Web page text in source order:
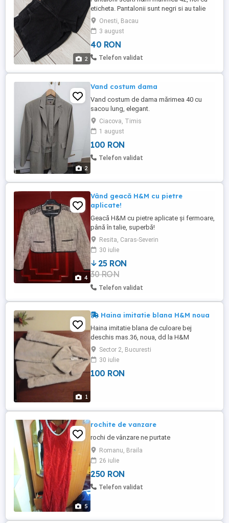
2
eticheta. Pantalonii sunt negri si au talie
normala
Onesti, Bacau
3 august
40 RON
Telefon validat
2
Vand costum dama
Vand costum de dama mărimea 40 cu
sacou lung, elegant.
Ciacova, Timis
1 august
100 RON
Telefon validat
4
Vând geacă H&M cu pietre
aplicate!
Geacă H&M cu pietre aplicate și fermoare,
până în talie, superbă!
Resita, Caras-Severin
30 iulie
25 RON
30 RON
Telefon validat
1
Haina imitatie blana H&M noua
Haina imitatie blana de culoare bej
deschis mas.36, noua, dd la H&M
Sector 2, Bucuresti
30 iulie
100 RON
5
rochite de vanzare
rochi de vânzare ne purtate
Romanu, Braila
26 iulie
250 RON
Telefon validat